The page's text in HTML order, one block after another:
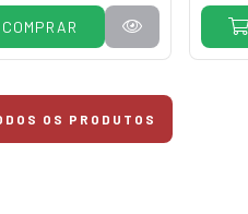
COMPRAR
OS PRODUTOS